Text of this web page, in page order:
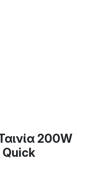
200W
Quick